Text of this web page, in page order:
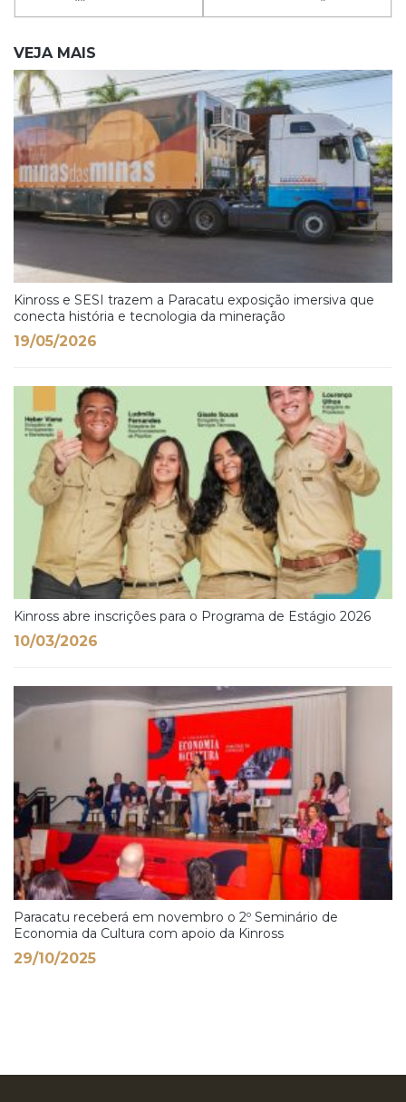
VEJA MAIS
Kinross e SESI trazem a Paracatu exposição imersiva que
conecta história e tecnologia da mineração
19/05/2026
Kinross abre inscrições para o Programa de Estágio 2026
10/03/2026
Paracatu receberá em novembro o 2º Seminário de
Economia da Cultura com apoio da Kinross
29/10/2025